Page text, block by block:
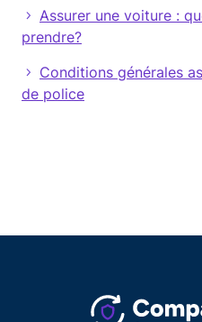
Assurer une voiture :
prendre?
​Conditions générales
de police